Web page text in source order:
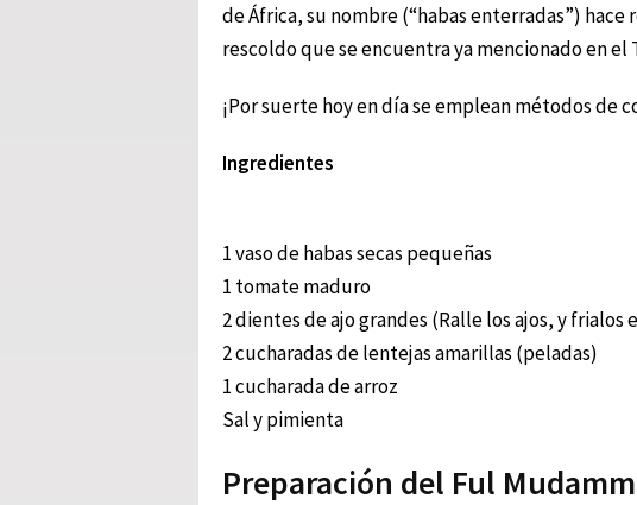
de África, su nombre (“habas enterradas”)
rescoldo que se encuentra ya mencionado en el
¡Por suerte hoy en día se emplean métodos de
Ingredientes
1 vaso de habas secas pequeñas
1 tomate maduro
2 dientes de ajo grandes (Ralle los ajos, y frialos
2 cucharadas de lentejas amarillas (peladas)
1 cucharada de arroz
Sal y pimienta
Preparación del Ful